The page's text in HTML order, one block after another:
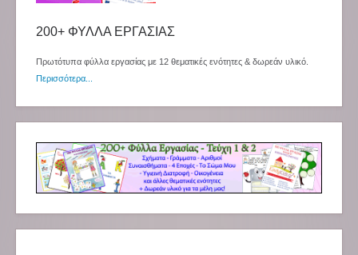
200+ ΦΥΛΛΑ ΕΡΓΑΣΙΑΣ
Πρωτότυπα φύλλα εργασίας με 12 θεματικές ενότητες & δωρεάν υλικό.
Περισσότερα...